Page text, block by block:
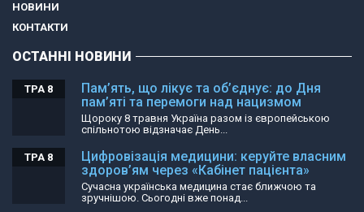
НОВИНИ
КОНТАКТИ
ОСТАННІ НОВИНИ
Пам’ять, що лікує та об’єднує: до Дня
пам’яті та перемоги над нацизмом
ТРА 8
Щороку 8 травня Україна разом із європейською
спільнотою відзначає День...
Цифровізація медицини: керуйте власним
здоров’ям через «Кабінет пацієнта»
ТРА 8
Сучасна українська медицина стає ближчою та
зручнішою. Сьогодні вже понад...